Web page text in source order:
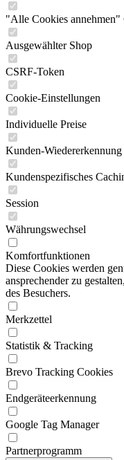
"Alle Cookies annehmen"
Ausgewählter Shop
CSRF-Token
Cookie-Einstellungen
Individuelle Preise
Kunden-Wiedererkennung
Kundenspezifisches
Session
Währungswechsel
Komfortfunktionen
Diese Cookies werden
ansprechender zu
des Besuchers.
Merkzettel
Statistik & Tracking
Brevo Tracking Cookies
Endgeräteerkennung
Google Tag Manager
Partnerprogramm